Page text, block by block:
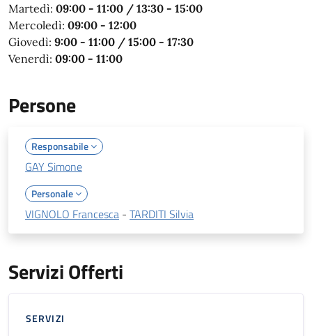
Martedì: 09:00 - 11:00 / 13:30 - 15:00
Mercoledì: 09:00 - 12:00
Giovedì: 9:00 - 11:00 / 15:00 - 17:30
Venerdì: 09:00 - 11:00
Persone
Responsabile
GAY Simone
Personale
VIGNOLO Francesca - TARDITI Silvia
Servizi Offerti
SERVIZI